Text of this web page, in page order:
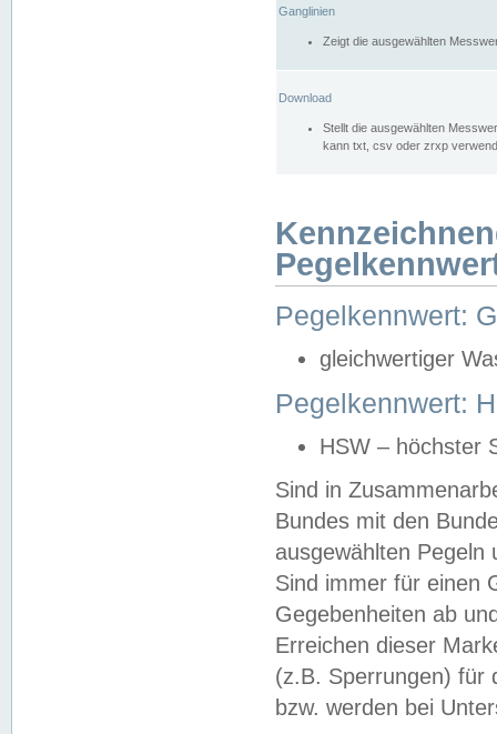
Ganglinien
Zeigt die ausgewählten
Download
Stellt die ausgewählten
kann txt, csv oder zrxp
Pegelkennwert:
gleichwertiger
Pegelkennwert:
HSW – höchster
Sind in
Bundes mit den
ausgewählten
Sind immer für einen
Gegebenheiten ab
Erreichen dieser
(z.B. Sperrungen) für
bzw. werden bei